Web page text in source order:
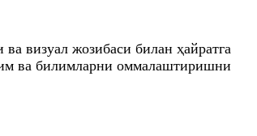
визуал жозибаси билан ҳайратга
ва билимларни оммалаштиришни